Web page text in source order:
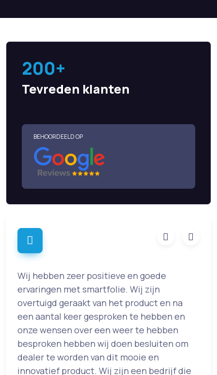
200+
Tevreden klanten
BEHOORDEELD OP
Wij hebben zeer positieve en goede
ervaringen met smartfolie. Wij zijn
overtuigd geraakt van het product en na
een aantal keer gesproken te hebben en
onze wensen over een weer te hebben
besproken hebben wij doen besluiten om
dealer te worden van dit mooie en
innovatief product. Wij zijn een bedrijf die